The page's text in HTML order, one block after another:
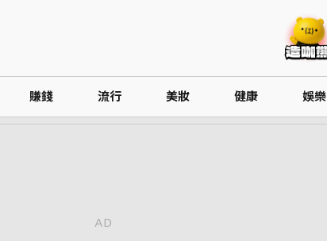
賺錢 流行 美妝 健康 娛樂